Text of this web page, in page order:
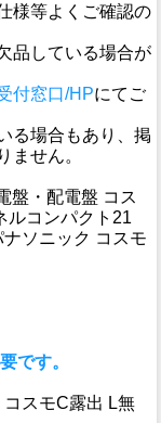
様等よくご確認の
品している場合が
付窓口/HPにてご
る場合もあり、掲
ません。
盤・配電盤 コス
ルコンパクト21
ソニック コスモ
です。
スモC露出 L無